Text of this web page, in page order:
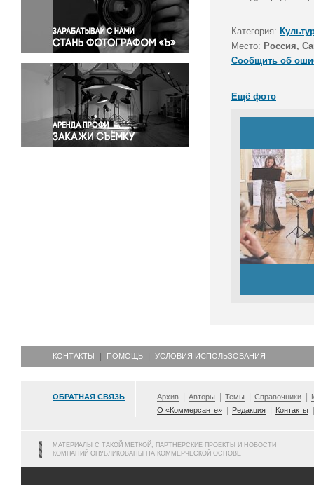
Правосудие
Происшествия и конфликты
Религия
Светская жизнь
Спорт
Экология
Экономика и бизнес
Категория:
Место: Россия,
Сообщить об
Ещё фото
КОНТАКТЫ ПОМОЩЬ УСЛОВИЯ ИСПОЛЬЗОВАНИЯ
ОБРАТНАЯ СВЯЗЬ Архив Авторы Темы Справочники
О «Коммерсанте»
Редакция Контакты
МАТЕРИАЛЫ С ТАКОЙ МЕТКОЙ, ПАРТНЕРСКИЕ ПРОЕКТЫ И НОВОСТИ
КОМПАНИЙ ОПУБЛИКОВАНЫ НА КОММЕРЧЕСКОЙ ОСНОВЕ